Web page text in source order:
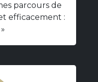
parcours de
efficacement :